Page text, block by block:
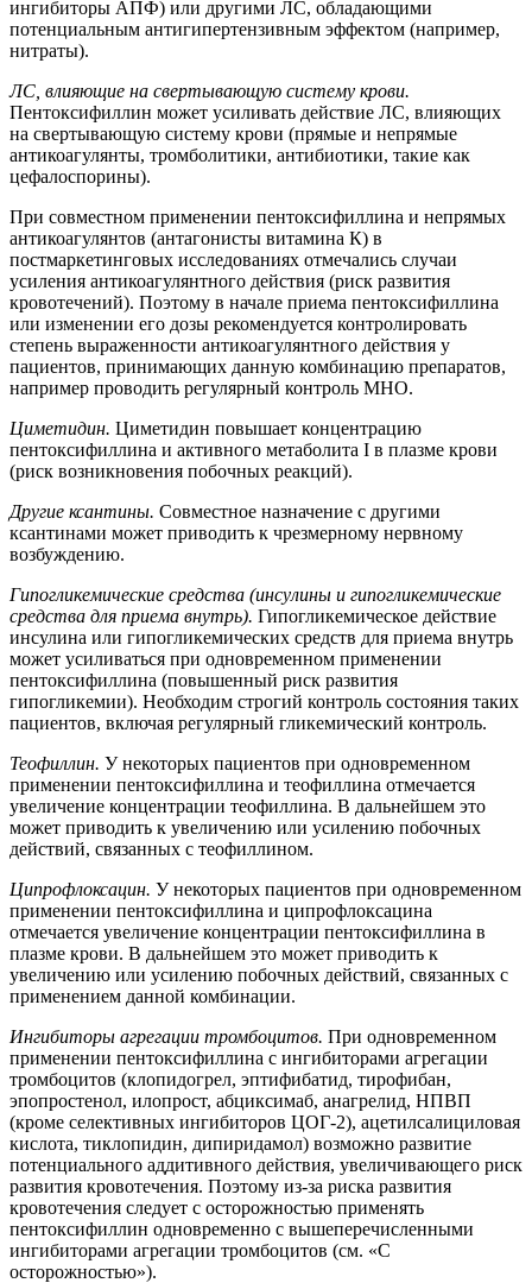
ингибиторы АПФ) или другими ЛС, обладающими
потенциальным антигипертензивным эффектом (например,
нитраты).
ЛС, влияющие на свертывающую систему крови.
Пентоксифиллин может усиливать действие ЛС, влияющих
на свертывающую систему крови (прямые и непрямые
антикоагулянты, тромболитики, антибиотики, такие как
цефалоспорины).
При совместном применении пентоксифиллина и непрямых
антикоагулянтов (антагонисты витамина К) в
постмаркетинговых исследованиях отмечались случаи
усиления антикоагулянтного действия (риск развития
кровотечений). Поэтому в начале приема пентоксифиллина
или изменении его дозы рекомендуется контролировать
степень выраженности антикоагулянтного действия у
пациентов, принимающих данную комбинацию препаратов,
например проводить регулярный контроль МНО.
Циметидин. Циметидин повышает концентрацию
пентоксифиллина и активного метаболита I в плазме крови
(риск возникновения побочных реакций).
Другие ксантины. Совместное назначение с другими
ксантинами может приводить к чрезмерному нервному
возбуждению.
Гипогликемические средства (инсулины и гипогликемические
средства для приема внутрь). Гипогликемическое действие
инсулина или гипогликемических средств для приема внутрь
может усиливаться при одновременном применении
пентоксифиллина (повышенный риск развития
гипогликемии). Необходим строгий контроль состояния таких
пациентов, включая регулярный гликемический контроль.
Теофиллин. У некоторых пациентов при одновременном
применении пентоксифиллина и теофиллина отмечается
увеличение концентрации теофиллина. В дальнейшем это
может приводить к увеличению или усилению побочных
действий, связанных с теофиллином.
Ципрофлоксацин. У некоторых пациентов при одновременном
применении пентоксифиллина и ципрофлоксацина
отмечается увеличение концентрации пентоксифиллина в
плазме крови. В дальнейшем это может приводить к
увеличению или усилению побочных действий, связанных с
применением данной комбинации.
Ингибиторы агрегации тромбоцитов. При одновременном
применении пентоксифиллина с ингибиторами агрегации
тромбоцитов (клопидогрел, эптифибатид, тирофибан,
эпопростенол, илопрост, абциксимаб, анагрелид, НПВП
(кроме селективных ингибиторов ЦОГ-2), ацетилсалициловая
кислота, тиклопидин, дипиридамол) возможно развитие
потенциального аддитивного действия, увеличивающего риск
развития кровотечения. Поэтому из-за риска развития
кровотечения следует с осторожностью применять
пентоксифиллин одновременно с вышеперечисленными
ингибиторами агрегации тромбоцитов (см. «С
осторожностью»).